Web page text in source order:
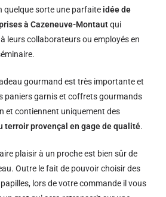
quelque sorte une parfaite idée de
à Cazeneuve-Montautqui
leurs collaborateurs ou employés en
gourmand est très importante et
paniers garnis et coffrets gourmands
et contiennent uniquement des
terroir provençal en gage de qualité.
plaisir à un proche est bien sûr de
Outre le fait de pouvoir choisir des
lors de votre commande il vous